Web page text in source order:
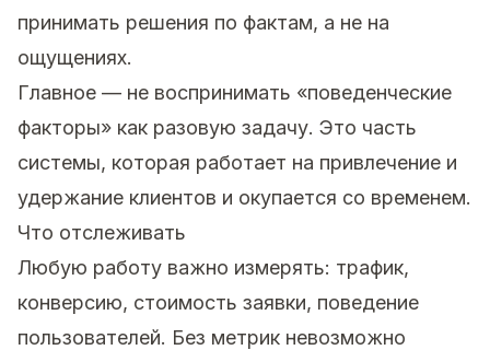
принимать решения по фактам, а не на
ощущениях.
Главное — не воспринимать «поведенческие
факторы» как разовую задачу. Это часть
системы, которая работает на привлечение и
удержание клиентов и окупается со временем.
Что отслеживать
Любую работу важно измерять: трафик,
конверсию, стоимость заявки, поведение
пользователей. Без метрик невозможно